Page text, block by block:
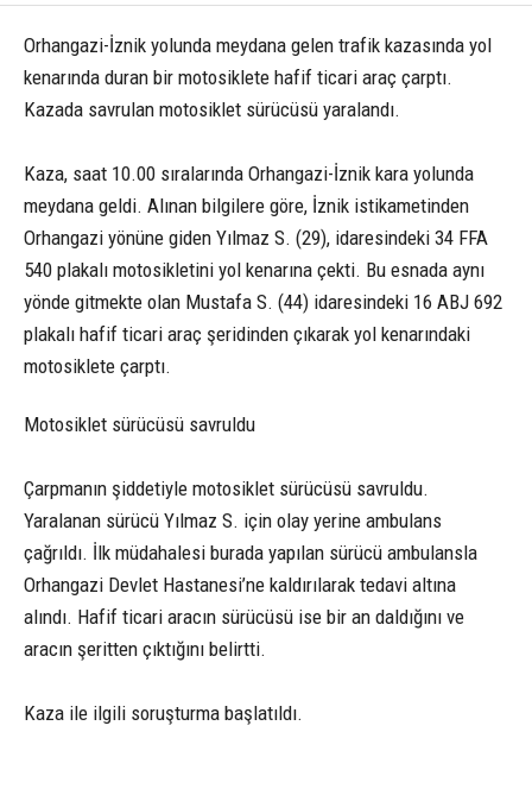
Orhangazi-İznik yolunda meydana gelen trafik kazasında yol
kenarında duran bir motosiklete hafif ticari araç çarptı.
Kazada savrulan motosiklet sürücüsü yaralandı.
Kaza, saat 10.00 sıralarında Orhangazi-İznik kara yolunda
meydana geldi. Alınan bilgilere göre, İznik istikametinden
Orhangazi yönüne giden Yılmaz S. (29), idaresindeki 34 FFA
540 plakalı motosikletini yol kenarına çekti. Bu esnada aynı
yönde gitmekte olan Mustafa S. (44) idaresindeki 16 ABJ 692
plakalı hafif ticari araç şeridinden çıkarak yol kenarındaki
motosiklete çarptı.
Motosiklet sürücüsü savruldu
Çarpmanın şiddetiyle motosiklet sürücüsü savruldu.
Yaralanan sürücü Yılmaz S. için olay yerine ambulans
çağrıldı. İlk müdahalesi burada yapılan sürücü ambulansla
Orhangazi Devlet Hastanesi’ne kaldırılarak tedavi altına
alındı. Hafif ticari aracın sürücüsü ise bir an daldığını ve
aracın şeritten çıktığını belirtti.
Kaza ile ilgili soruşturma başlatıldı.